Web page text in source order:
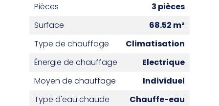
Pièces
3 pièces
Surface
68.52 m²
Type de chauffage
Climatisation
Énergie de chauffage
Electrique
Moyen de chauffage
Individuel
Type d'eau chaude
Chauffe-eau